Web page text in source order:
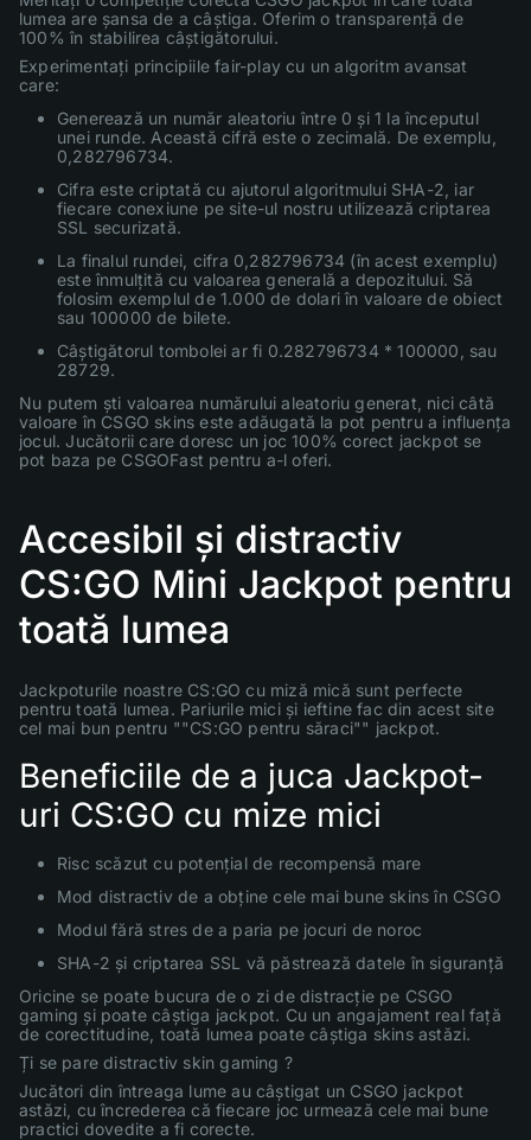
lumea are șansa de a câștiga. Oferim o transparență de
100% în stabilirea câștigătorului.
Experimentați principiile fair-play cu un algoritm avansat
care:
Generează un număr aleatoriu între 0 și 1 la începutul
unei runde. Această cifră este o zecimală. De exemplu,
0,282796734.
Cifra este criptată cu ajutorul algoritmului SHA-2, iar
fiecare conexiune pe site-ul nostru utilizează criptarea
SSL securizată.
La finalul rundei, cifra 0,282796734 (în acest exemplu)
este înmulțită cu valoarea generală a depozitului. Să
folosim exemplul de 1.000 de dolari în valoare de obiect
sau 100000 de bilete.
Câștigătorul tombolei ar fi 0.282796734 * 100000, sau
28729.
Nu putem ști valoarea numărului aleatoriu generat, nici câtă
valoare în CSGO skins este adăugată la pot pentru a influența
jocul. Jucătorii care doresc un joc 100% corect jackpot se
pot baza pe CSGOFast pentru a-l oferi.
Accesibil și distractiv
CS:GO Mini Jackpot pentru
toată lumea
Jackpoturile noastre CS:GO cu miză mică sunt perfecte
pentru toată lumea. Pariurile mici și ieftine fac din acest site
cel mai bun pentru ""CS:GO pentru săraci"" jackpot.
Beneficiile de a juca Jackpot-
uri CS:GO cu mize mici
Risc scăzut cu potențial de recompensă mare
Mod distractiv de a obține cele mai bune skins în CSGO
Modul fără stres de a paria pe jocuri de noroc
SHA-2 și criptarea SSL vă păstrează datele în siguranță
Oricine se poate bucura de o zi de distracție pe CSGO
gaming și poate câștiga jackpot. Cu un angajament real față
de corectitudine, toată lumea poate câștiga skins astăzi.
Ți se pare distractiv skin gaming ?
Jucători din întreaga lume au câștigat un CSGO jackpot
astăzi, cu încrederea că fiecare joc urmează cele mai bune
practici dovedite a fi corecte.